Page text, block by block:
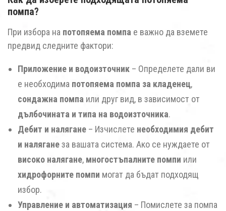
помпа?
При избора на потопяема помпа е важно да вземете
предвид следните фактори:
Приложение и водоизточник – Определете дали ви
е необходима потопяема помпа за кладенец,
сондажна помпа или друг вид, в зависимост от
дълбочината и типа на водоизточника.
Дебит и налягане – Изчислете необходимия дебит
и наляганеза вашата система. Ако се нуждаете от
високо налягане, многостъпалните помпи или
хидрофорните помпи могат да бъдат подходящ
избор.
Управление и автоматизация – Помислете за помпа